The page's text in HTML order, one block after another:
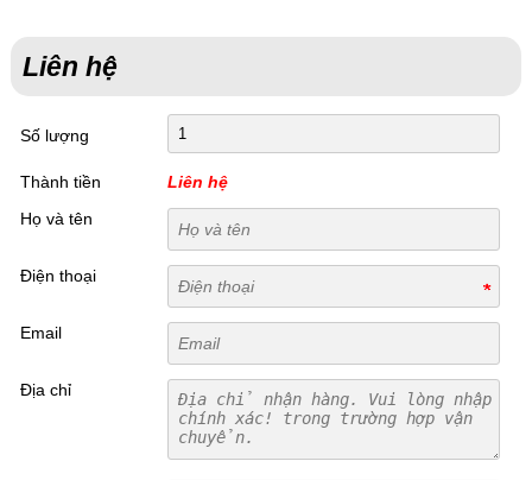
Liên hệ
Số lượng
Thành tiền
Liên hệ
Họ và tên
Điện thoại
Email
Địa chỉ